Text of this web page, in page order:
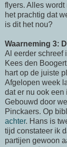
flyers. Alles
het prachtig dat
is dit het nou?
Waarneming 3:
Al eerder schreef
Kees den
hart op de juiste
Afgelopen week
dat er nu ook een
Gebouwd door
Pinckaers. Op
achter. Hans is
tijd constateer ik
partijen gewoon